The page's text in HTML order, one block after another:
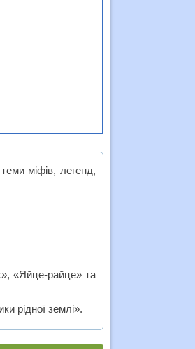
міфів, легенд,
«Яйце-райце» та
рідної землі».